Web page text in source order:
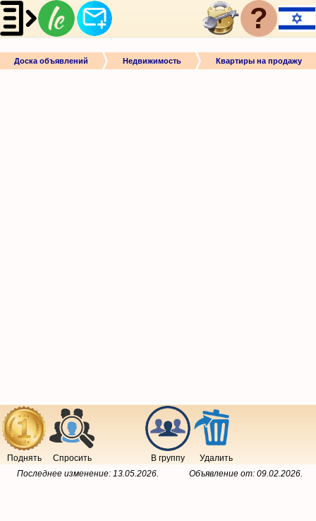
?
Доска объявлений Недвижимость Квартиры на продажу
Поднять Спросить В группу
Удалить
Последнее изменение: 13.05.2026. Объявление от: 09.02.2026.